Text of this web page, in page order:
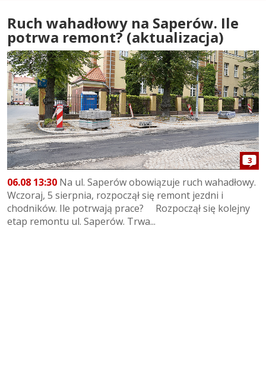
Ruch wahadłowy na Saperów. Ile
potrwa remont? (aktualizacja)
3
06.08 13:30 Na ul. Saperów obowiązuje ruch wahadłowy.
Wczoraj, 5 sierpnia, rozpoczął się remont jezdni i
chodników. Ile potrwają prace? Rozpoczął się kolejny
etap remontu ul. Saperów. Trwa...